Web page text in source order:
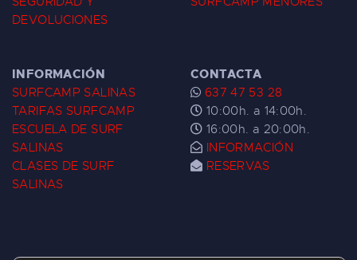
DEVOLUCIONES
INFORMACIÓN
SURFCAMP SALINAS
TARIFAS SURFCAMP
ESCUELA DE SURF
SALINAS
CLASES DE SURF
SALINAS
CONTACTA
637 47 53 28
10:00h. a 14:00h.
16:00h. a 20:00h.
INFORMACIÓN
RESERVAS